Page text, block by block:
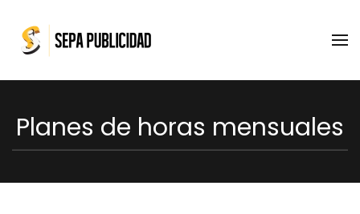
Skip to main content
Planes de horas mensuales